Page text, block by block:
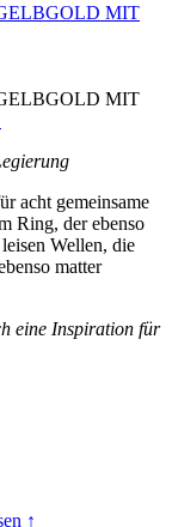
MIT
MIT
acht gemeinsame
Ring, der ebenso
Wellen, die
matter
eine Inspiration für
↑